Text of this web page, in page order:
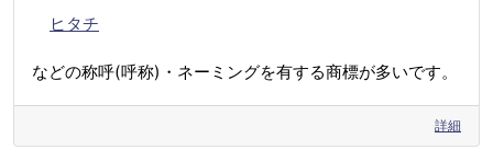
ヒタチ
などの称呼(呼称)・ネーミングを有する商標が多いです。
詳細